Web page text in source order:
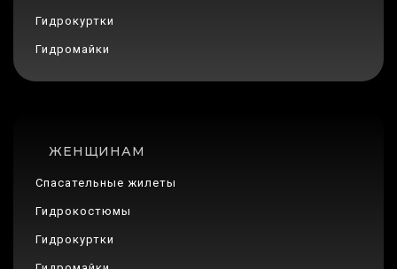
Гидрокуртки
Гидромайки
ЖЕНЩИНАМ
Спасательные жилеты
Гидрокостюмы
Гидрокуртки